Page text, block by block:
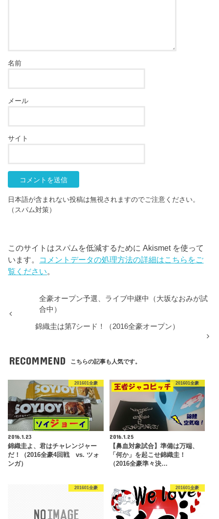
名前
メール
サイト
日本語が含まれない投稿は無視されますのでご注意ください。
（スパム対策）
このサイトはスパムを低減するために Akismet を使って
います。 コメントデータの処理方法の詳細はこちらをご
覧ください。
全豪オープン予選、ライブ中継中（大坂なおみが試
合中）
錦織圭は第7シード！（2016全豪オープン）
RECOMMEND こちらの記事も人気です。
201601全豪
2016.1.23
錦織圭よ、君はチャレンジャー
だ！（2016全豪4回戦 vs. ツォ
ンガ）
201601全豪
2016.1.25
【鼻血対象試合】準備は万端、
「何か」を起こせ錦織圭！
（2016全豪準々決…
201601全豪 201601全豪